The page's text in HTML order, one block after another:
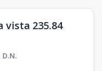
vista 235.84